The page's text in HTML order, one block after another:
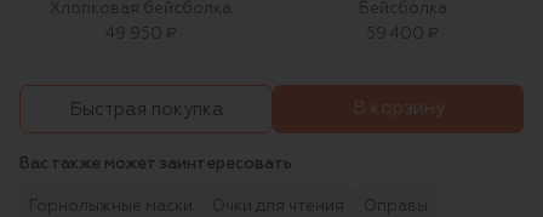
Хлопковая бейсболка
49 950 ₽
Бейсболка
59 400 ₽
Быстрая покупка В корзину
Вас также может заинтересовать
Горнолыжные маски Очки для чтения Оправы